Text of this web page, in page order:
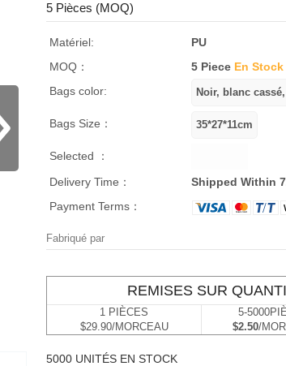
5 Pièces (MOQ)
Matériel:
PU
MOQ：
5 Piece En Stock
Bags color:
Bags Size：
Selected ：
Delivery Time：
Shipped Within
Payment Terms：
Fabriqué par
REMISES SUR
1 PIÈCES
$29.90/MORCEAU
5-
$2.50/
5000 UNITÉS EN STOCK